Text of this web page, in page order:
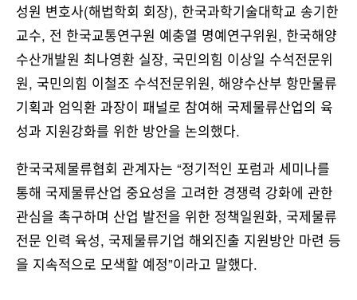
성원 변호사(해법학회 회장), 한국과학기술대학교 송기한
교수, 전 한국교통연구원 예충열 명예연구위원, 한국해양
수산개발원 최나영환 실장, 국민의힘 이상일 수석전문위
원, 국민의힘 이철조 수석전문위원, 해양수산부 항만물류
기획과 엄익환 과장이 패널로 참여해 국제물류산업의 육
성과 지원강화를 위한 방안을 논의했다.
한국국제물류협회 관계자는 “정기적인 포럼과 세미나를
통해 국제물류산업 중요성을 고려한 경쟁력 강화에 관한
관심을 촉구하며 산업 발전을 위한 정책일원화, 국제물류
전문 인력 육성, 국제물류기업 해외진출 지원방안 마련 등
을 지속적으로 모색할 예정”이라고 말했다.